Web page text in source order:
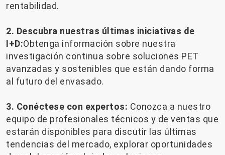
rentabilidad.
2. Descubra nuestras últimas iniciativas de
I+D:Obtenga información sobre nuestra
investigación continua sobre soluciones PET
avanzadas y sostenibles que están dando forma
al futuro del envasado.
3. Conéctese con expertos: Conozca a nuestro
equipo de profesionales técnicos y de ventas que
estarán disponibles para discutir las últimas
tendencias del mercado, explorar oportunidades